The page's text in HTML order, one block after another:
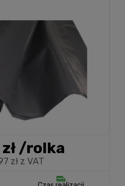
/rolka
zł z VAT